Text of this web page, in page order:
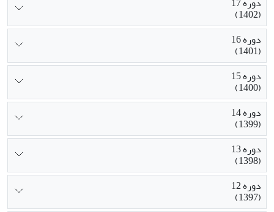
(1402)
دوره 16
(1401)
دوره 15
(1400)
دوره 14
(1399)
دوره 13
(1398)
دوره 12
(1397)